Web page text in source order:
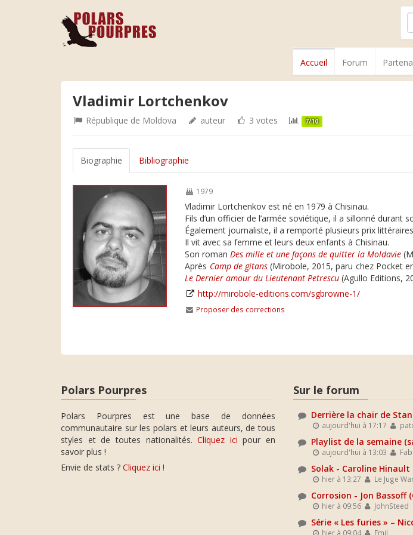
Accueil Forum
Vladimir Lortchenkov
République de Moldova auteur 3 votes 7/10
Biographie Bibliographie
1979
Vladimir Lortchenkov est né en 1979 à Chisinau.
Fils d’un officier de l’armée soviétique, il a sillonné durant
Également journaliste, il a remporté plusieurs prix
Il vit avec sa femme et leurs deux enfants à Chisinau.
Son romanDes mille et une façons de quitter la Moldavie
Après Camp de gitans(Mirobole, 2015, paru chez Pocket
Le Dernier amour du Lieutenant Petrescu (Agullo Editions,
http://mirobole-editions.com/sgbrowne-1/
Proposer des corrections
Polars Pourpres
Polars Pourpres est une base de données
communautaire sur les polars et leurs auteurs, de tous
styles et de toutes nationalités.Cliquez ici pour en
savoir plus !
Envie de stats ? Cliquez ici !
Sur le forum
Derrière la chair de
aujourd'hui à 17:17
Playlist de la semaine
aujourd'hui à 13:03 Fab
Solak - Caroline Hinault
hier à 13:27 Le Juge
Corrosion - Jon Bassoff
hier à 09:56 JohnSteed
Série « Les furies » –
hier à 09:04 Emil